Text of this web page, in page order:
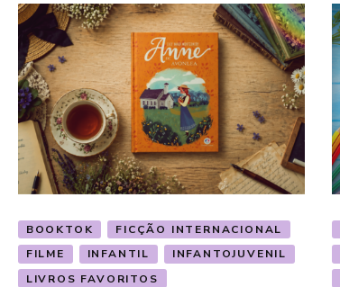
BOOKTOK
FICÇÃO INTERNACIONAL
FILME
INFANTIL
INFANTOJUVENIL
LIVROS FAVORITOS